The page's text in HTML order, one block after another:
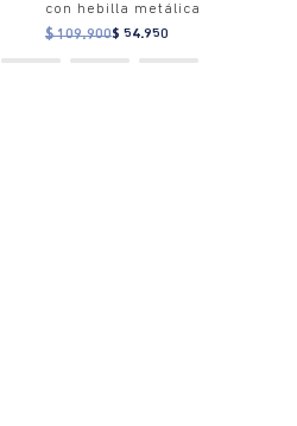
con hebilla metálica
$ 109.900$ 54.950